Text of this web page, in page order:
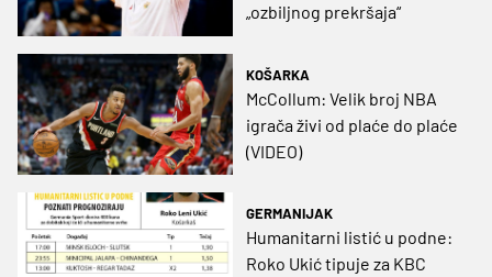
„ozbiljnog prekršaja“
KOŠARKA
McCollum: Velik broj NBA
igrača živi od plaće do plaće
(VIDEO)
GERMANIJAK
Humanitarni listić u podne:
Roko Ukić tipuje za KBC